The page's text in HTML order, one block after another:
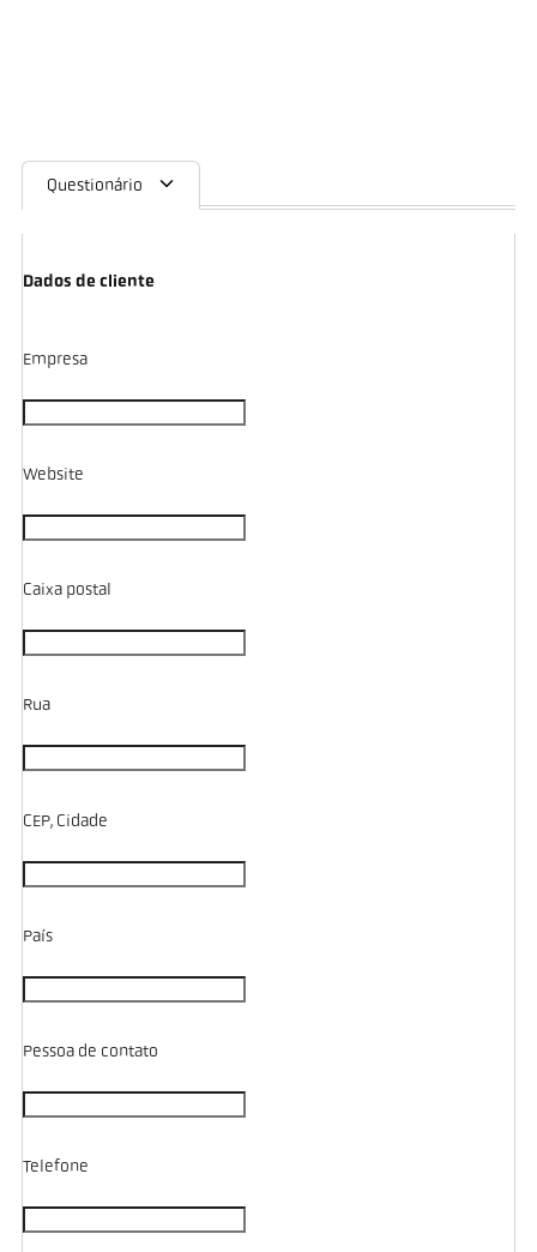
Questionário
Dados de cliente
Empresa
Website
Caixa postal
Rua
CEP, Cidade
País
Pessoa de contato
Telefone